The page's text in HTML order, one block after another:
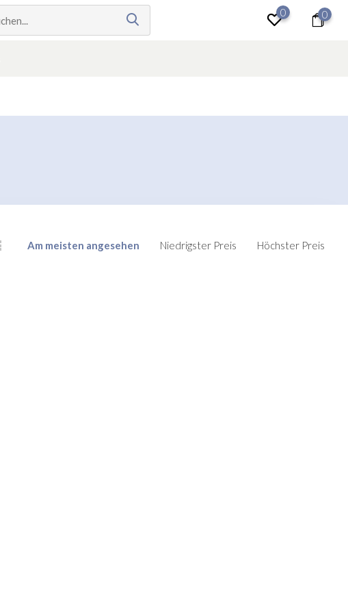
0 0
Am meisten angesehen Niedrigster Preis Höchster Preis